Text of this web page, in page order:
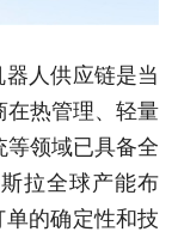
人供应链是当
在热管理、轻量
领域已具备全
拉全球产能布
单的确定性和技